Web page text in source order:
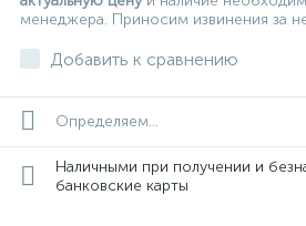
менеджера. Приносим извинения за
Добавить к сравнению
Определяем...
Наличными при получении и
банковские карты